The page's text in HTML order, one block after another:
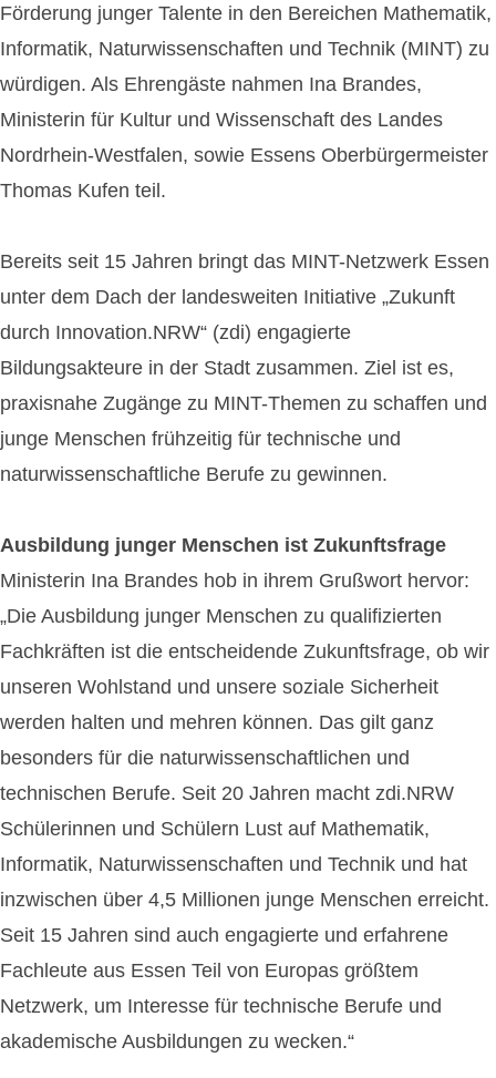
Förderung junger Talente in den Bereichen Mathematik,
Informatik, Naturwissenschaften und Technik (MINT) zu
würdigen. Als Ehrengäste nahmen Ina Brandes,
Ministerin für Kultur und Wissenschaft des Landes
Nordrhein-Westfalen, sowie Essens Oberbürgermeister
Thomas Kufen teil.
Bereits seit 15 Jahren bringt das MINT-Netzwerk Essen
unter dem Dach der landesweiten Initiative „Zukunft
durch Innovation.NRW“ (zdi) engagierte
Bildungsakteure in der Stadt zusammen. Ziel ist es,
praxisnahe Zugänge zu MINT-Themen zu schaffen und
junge Menschen frühzeitig für technische und
naturwissenschaftliche Berufe zu gewinnen.
Ausbildung junger Menschen ist Zukunftsfrage
Ministerin Ina Brandes hob in ihrem Grußwort hervor:
„Die Ausbildung junger Menschen zu qualifizierten
Fachkräften ist die entscheidende Zukunftsfrage, ob wir
unseren Wohlstand und unsere soziale Sicherheit
werden halten und mehren können. Das gilt ganz
besonders für die naturwissenschaftlichen und
technischen Berufe. Seit 20 Jahren macht zdi.NRW
Schülerinnen und Schülern Lust auf Mathematik,
Informatik, Naturwissenschaften und Technik und hat
inzwischen über 4,5 Millionen junge Menschen erreicht.
Seit 15 Jahren sind auch engagierte und erfahrene
Fachleute aus Essen Teil von Europas größtem
Netzwerk, um Interesse für technische Berufe und
akademische Ausbildungen zu wecken.“